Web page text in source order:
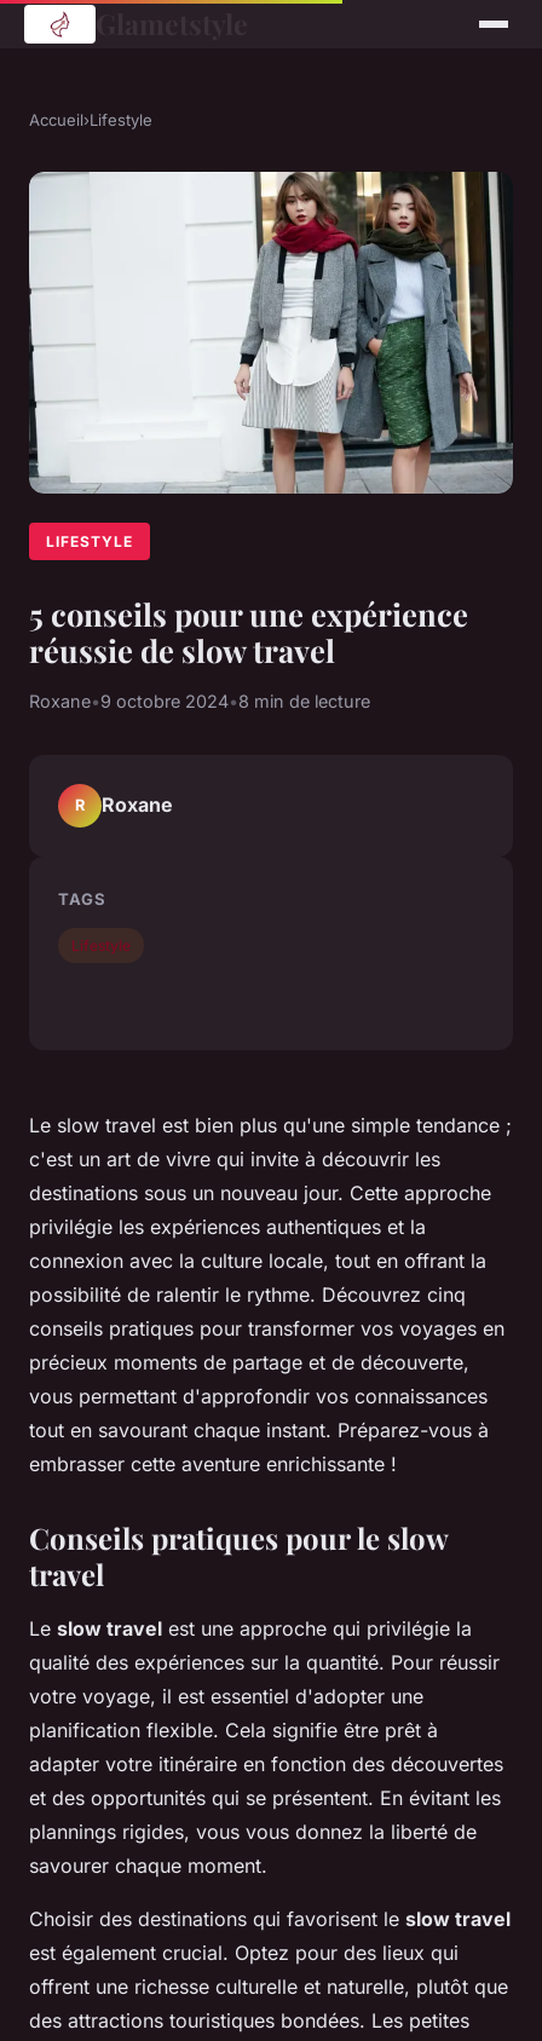
Accueil›Lifestyle
LIFESTYLE
5 conseils pour une expérience
réussie de slow travel
Roxane•9 octobre 2024•8 min de lecture
Le slow travel est bien plus qu'une simple tendance ;
c'est un art de vivre qui invite à découvrir les
destinations sous un nouveau jour. Cette approche
privilégie les expériences authentiques et la
connexion avec la culture locale, tout en offrant la
possibilité de ralentir le rythme. Découvrez cinq
conseils pratiques pour transformer vos voyages en
précieux moments de partage et de découverte,
vous permettant d'approfondir vos connaissances
tout en savourant chaque instant. Préparez-vous à
embrasser cette aventure enrichissante !
Conseils pratiques pour le slow
travel
Le slow travel est une approche qui privilégie la
qualité des expériences sur la quantité. Pour réussir
votre voyage, il est essentiel d'adopter une
planification flexible. Cela signifie être prêt à
adapter votre itinéraire en fonction des découvertes
et des opportunités qui se présentent. En évitant les
plannings rigides, vous vous donnez la liberté de
savourer chaque moment.
Choisir des destinations qui favorisent le slow travel
est également crucial. Optez pour des lieux qui
offrent une richesse culturelle et naturelle, plutôt que
des attractions touristiques bondées. Les petites
R Roxane
TAGS
Lifestyle